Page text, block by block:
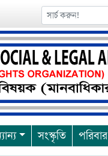
সংস্কৃতি পরিবার